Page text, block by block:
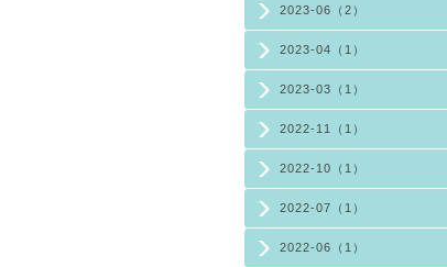
2023-06（2）
2023-04（1）
2023-03（1）
2022-11（1）
2022-10（1）
2022-07（1）
2022-06（1）